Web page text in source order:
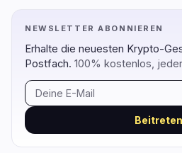
Compliance 2
Steuer 0
Durchsetzung 0
NEWSLETTER ABONNIEREN
Erhalte die neuesten Krypto-
Postfach. 100% kostenlos,
Beitreten